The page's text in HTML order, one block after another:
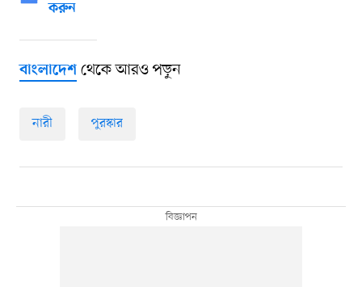
করুন
বাংলাদেশথেকে আরও পড়ুন
নারী পুরস্কার